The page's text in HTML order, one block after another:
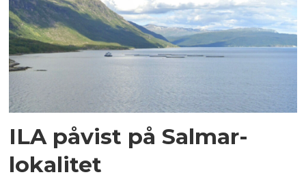
ILA påvist på Salmar-
lokalitet